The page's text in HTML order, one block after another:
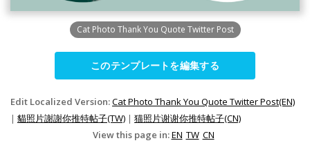
Cat Photo Thank You Quote Twitter Post
このテンプレートを編集する
Edit Localized Version:Cat Photo Thank You Quote Twitter Post(EN)
| 貓照片謝謝你推特帖子(TW) | 猫照片谢谢你推特帖子(CN)
View this page in:EN TW CN